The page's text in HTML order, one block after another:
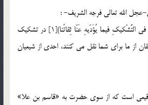
عجل الله تعالي فرجه الشريف- :
(لا عُذْرَ لاََحَد مِنْ مَوالينا في التَّشْكيكِ فيما يُؤَدّيهِ عَنّا ثِقاتُنا)[1] در تشكيك
از ما براى شما نقل مى كنند، احدى از شيعيان
است كه از سوى حضرت به «قاسم بن علا»